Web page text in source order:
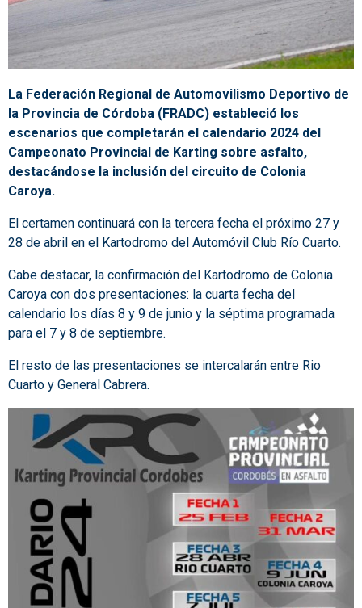
La Federación Regional de Automovilismo Deportivo de
la Provincia de Córdoba (FRADC) estableció los
escenarios que completarán el calendario 2024 del
Campeonato Provincial de Karting sobre asfalto,
destacándose la inclusión del circuito de Colonia
Caroya.
El certamen continuará con la tercera fecha el próximo 27 y
28 de abril en el Kartodromo del Automóvil Club Río Cuarto.
Cabe destacar, la confirmación del Kartodromo de Colonia
Caroya con dos presentaciones: la cuarta fecha del
calendario los días 8 y 9 de junio y la séptima programada
para el 7 y 8 de septiembre.
El resto de las presentaciones se intercalarán entre Rio
Cuarto y General Cabrera.